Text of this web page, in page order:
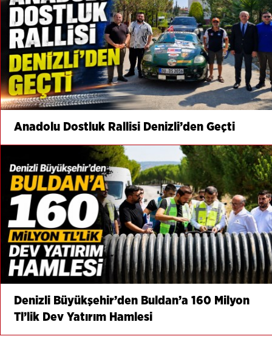
Anadolu Dostluk Rallisi Denizli’den Geçti
Denizli Büyükşehir’den Buldan’a 160 Milyon
Tl’lik Dev Yatırım Hamlesi